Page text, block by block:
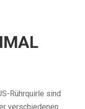
Rührquirle sind
verschiedenen